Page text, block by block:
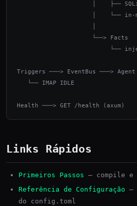
│    ├──
│    └──
                     └──> Facts
└──
Triggers ───> EventBus ───> Agent
   └── IMAP IDLE
Health ───> GET /health (axum)
Links Rápidos
Primeiros Passos — compile e
Referência de Configuração —
do config.toml